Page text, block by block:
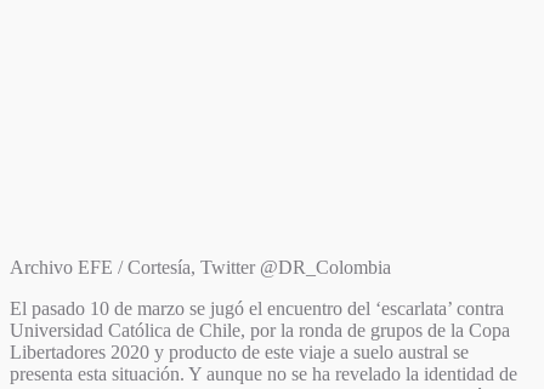
Archivo EFE / Cortesía, Twitter @DR_Colombia
El pasado 10 de marzo se jugó el encuentro del ‘escarlata’ contra
Universidad Católica de Chile, por la ronda de grupos de la Copa
Libertadores 2020 y producto de este viaje a suelo austral se
presenta esta situación. Y aunque no se ha revelado la identidad de